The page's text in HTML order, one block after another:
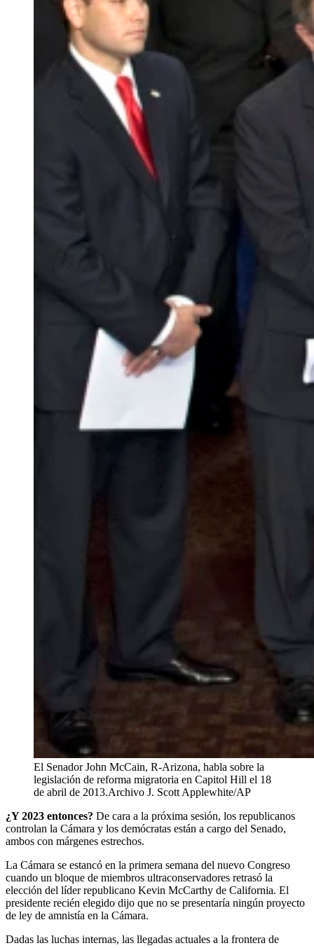
El Senador John McCain, R-Arizona, habla sobre la
legislación de reforma migratoria en Capitol Hill el 18
de abril de 2013.Archivo J. Scott Applewhite/AP
¿Y 2023 entonces? De cara a la próxima sesión, los republicanos
controlan la Cámara y los demócratas están a cargo del Senado,
ambos con márgenes estrechos.
La Cámara se estancó en la primera semana del nuevo Congreso
cuando un bloque de miembros ultraconservadores retrasó la
elección del líder republicano Kevin McCarthy de California. El
presidente recién elegido dijo que no se presentaría ningún proyecto
de ley de amnistía en la Cámara.
Dadas las luchas internas, las llegadas actuales a la frontera de